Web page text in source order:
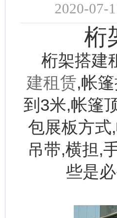
2020-
桁
桁架搭建
建租赁,帐
到3米,帐篷
包展板方式
吊带,横担,
些是